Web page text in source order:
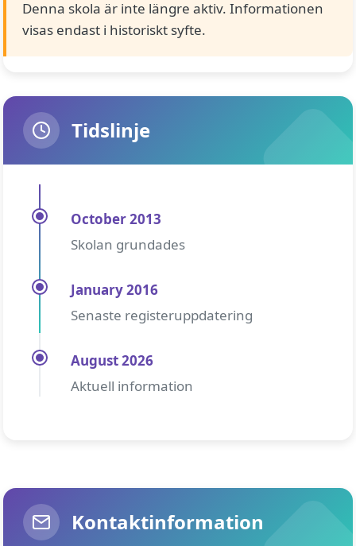
Denna skola är inte längre aktiv. Informationen
visas endast i historiskt syfte.
Tidslinje
October 2013
Skolan grundades
January 2016
Senaste registeruppdatering
August 2026
Aktuell information
Kontaktinformation